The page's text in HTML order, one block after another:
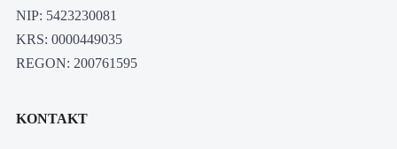
NIP: 5423230081
KRS: 0000449035
REGON: 200761595
KONTAKT